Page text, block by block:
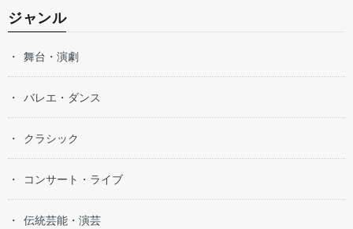
ジャンル
舞台・演劇
バレエ・ダンス
クラシック
コンサート・ライブ
伝統芸能・演芸